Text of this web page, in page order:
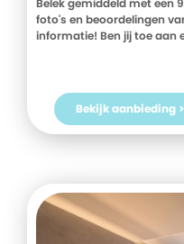
Belek gemiddeld met een
foto's en beoordelingen
informatie! Ben jij toe aan
Bekijk aanbieding >